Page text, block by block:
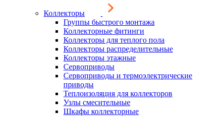
Коллекторы
Группы быстрого монтажа
Коллекторные фитинги
Коллекторы для теплого пола
Коллекторы распределительные
Коллекторы этажные
Сервоприводы
Сервоприводы и термоэлектрические
приводы
Теплоизоляция для коллекторов
Узлы смесительные
Шкафы коллекторные